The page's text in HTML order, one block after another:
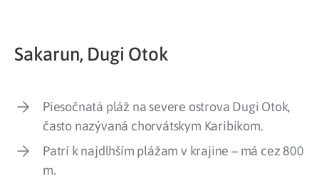
Sakarun, Dugi Otok
Piesočnatá pláž na severe ostrova Dugi Otok,
často nazývaná chorvátskym Karibikom.
Patrí k najdlhším plážam v krajine – má cez 800
m.